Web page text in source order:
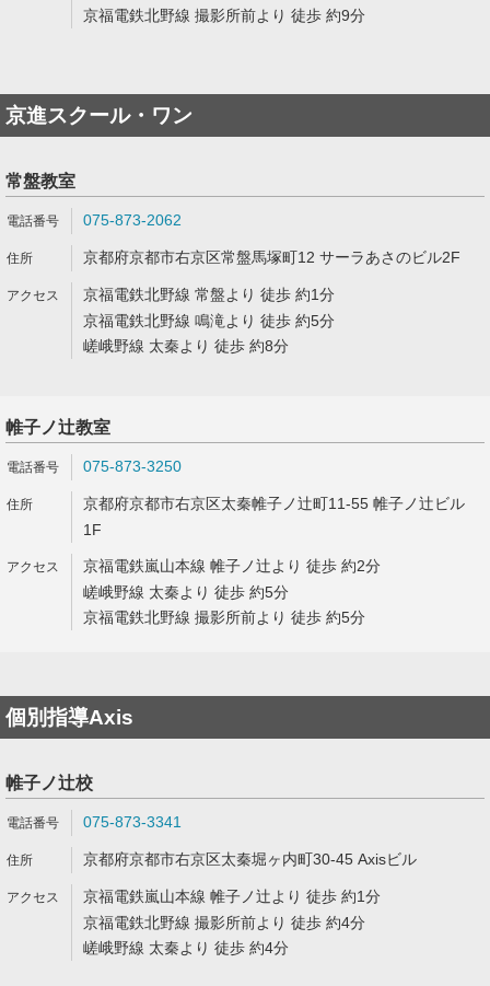
京福電鉄北野線 撮影所前より 徒歩 約9分
京進スクール・ワン
常盤教室
075-873-2062
京都府京都市右京区常盤馬塚町12 サーラあさのビル2F
京福電鉄北野線 常盤より 徒歩 約1分
京福電鉄北野線 鳴滝より 徒歩 約5分
嵯峨野線 太秦より 徒歩 約8分
帷子ノ辻教室
075-873-3250
京都府京都市右京区太秦帷子ノ辻町11-55 帷子ノ辻ビル
1F
京福電鉄嵐山本線 帷子ノ辻より 徒歩 約2分
嵯峨野線 太秦より 徒歩 約5分
京福電鉄北野線 撮影所前より 徒歩 約5分
個別指導Axis
帷子ノ辻校
075-873-3341
京都府京都市右京区太秦堀ヶ内町30-45 Axisビル
京福電鉄嵐山本線 帷子ノ辻より 徒歩 約1分
京福電鉄北野線 撮影所前より 徒歩 約4分
嵯峨野線 太秦より 徒歩 約4分